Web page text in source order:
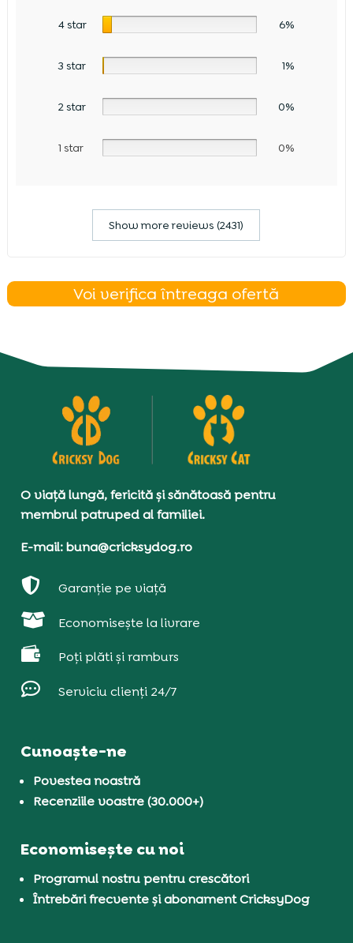
4 star 6%
3 star 1%
2 star 0%
1 star 0%
Show more reviews (2431)
Voi verifica întreaga ofertă
O viață lungă, fericită și sănătoasă pentru
membrul patruped al familiei.
E-mail: buna@cricksydog.ro
 Garanție pe viață
 Economisește la livrare
 Poți plăti și ramburs
 Serviciu clienți 24/7
Cunoaște-ne
Povestea noastră
Recenziile voastre (30.000+)
Economisește cu noi
Programul nostru pentru crescători
Întrebări frecvente și abonament CricksyDog